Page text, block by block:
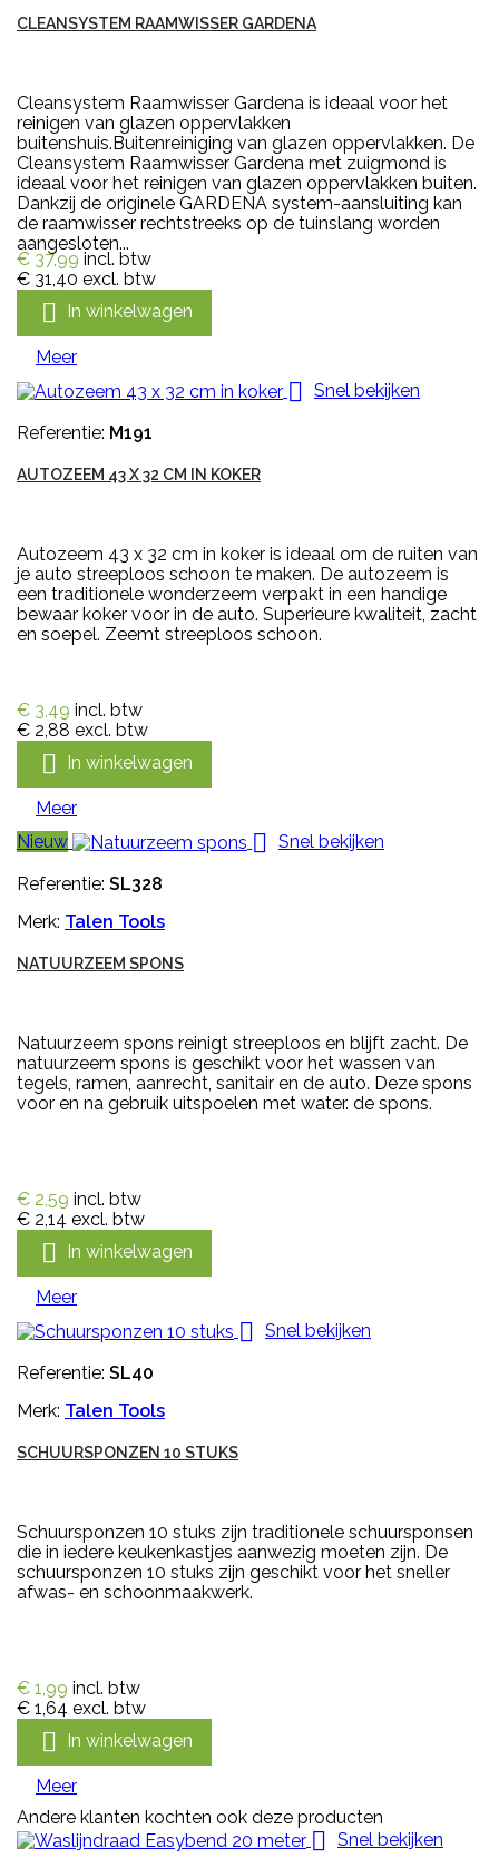
CLEANSYSTEM RAAMWISSER GARDENA
Cleansystem Raamwisser Gardena is ideaal voor het
reinigen van glazen oppervlakken
buitenshuis.Buitenreiniging van glazen oppervlakken. De
Cleansystem Raamwisser Gardena met zuigmond is
ideaal voor het reinigen van glazen oppervlakken buiten.
Dankzij de originele GARDENA system-aansluiting kan
de raamwisser rechtstreeks op de tuinslang worden
aangesloten...
€ 37,99 incl. btw
€ 31,40 excl. btw
 In winkelwagen
Meer

Snel bekijken
Referentie: M191
AUTOZEEM 43 X 32 CM IN KOKER
Autozeem 43 x 32 cm in koker is ideaal om de ruiten van
je auto streeploos schoon te maken. De autozeem is
een traditionele wonderzeem verpakt in een handige
bewaar koker voor in de auto. Superieure kwaliteit, zacht
en soepel. Zeemt streeploos schoon.
€ 3,49 incl. btw
€ 2,88 excl. btw
 In winkelwagen
Meer
Nieuw

Snel bekijken
Referentie: SL328
Merk: Talen Tools
NATUURZEEM SPONS
Natuurzeem spons reinigt streeploos en blijft zacht. De
natuurzeem spons is geschikt voor het wassen van
tegels, ramen, aanrecht, sanitair en de auto. Deze spons
voor en na gebruik uitspoelen met water. de spons.
€ 2,59 incl. btw
€ 2,14 excl. btw
 In winkelwagen
Meer

Snel bekijken
Referentie: SL40
Merk: Talen Tools
SCHUURSPONZEN 10 STUKS
Schuursponzen 10 stuks zijn traditionele schuursponsen
die in iedere keukenkastjes aanwezig moeten zijn. De
schuursponzen 10 stuks zijn geschikt voor het sneller
afwas- en schoonmaakwerk.
€ 1,99 incl. btw
€ 1,64 excl. btw
 In winkelwagen
Meer
Andere klanten kochten ook deze producten

Snel bekijken